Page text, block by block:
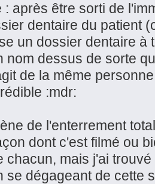
: après être sorti de
dentaire du patient
un dossier dentaire à
nom dessus de sorte
de la même
:mdr:
de l'enterrement
dont c'est filmé ou
chacun, mais j'ai
se dégageant de cette